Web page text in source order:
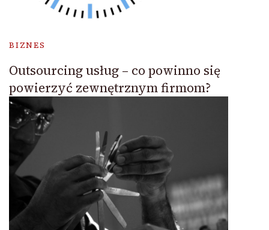
BIZNES
Outsourcing usług – co powinno się
powierzyć zewnętrznym firmom?